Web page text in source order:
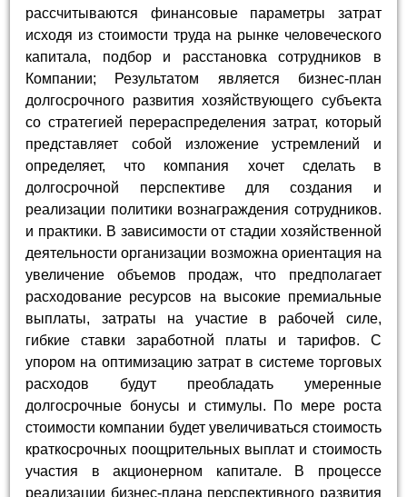
рассчитываются финансовые параметры затрат
исходя из стоимости труда на рынке человеческого
капитала, подбор и расстановка сотрудников в
Компании; Результатом является бизнес-план
долгосрочного развития хозяйствующего субъекта
со стратегией перераспределения затрат, который
представляет собой изложение устремлений и
определяет, что компания хочет сделать в
долгосрочной перспективе для создания и
реализации политики вознаграждения сотрудников.
и практики. В зависимости от стадии хозяйственной
деятельности организации возможна ориентация на
увеличение объемов продаж, что предполагает
расходование ресурсов на высокие премиальные
выплаты, затраты на участие в рабочей силе,
гибкие ставки заработной платы и тарифов. С
упором на оптимизацию затрат в системе торговых
расходов будут преобладать умеренные
долгосрочные бонусы и стимулы. По мере роста
стоимости компании будет увеличиваться стоимость
краткосрочных поощрительных выплат и стоимость
участия в акционерном капитале. В процессе
реализации бизнес-плана перспективного развития